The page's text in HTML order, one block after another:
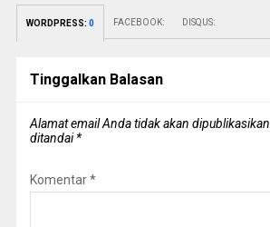
WORDPRESS: 0 FACEBOOK: DISQUS:
Tinggalkan Balasan
Alamat email Anda tidak akan dipublikasikan.
ditandai*
Komentar*